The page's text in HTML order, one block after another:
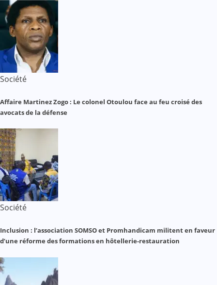
Société
Affaire Martinez Zogo : Le colonel Otoulou face au feu croisé des
avocats de la défense
Société
Inclusion : l’association SOMSO et Promhandicam militent en faveur
d’une réforme des formations en hôtellerie-restauration